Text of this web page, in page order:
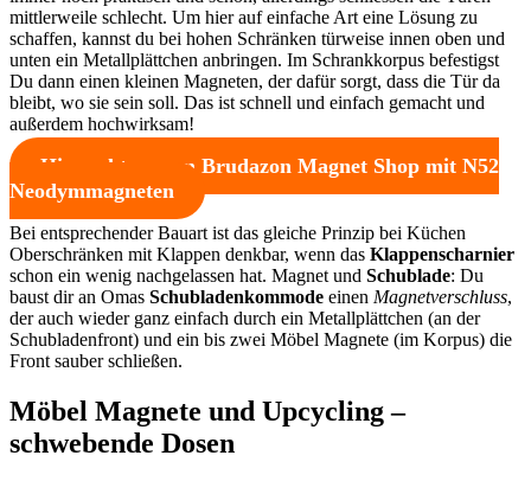
mittlerweile schlecht. Um hier auf einfache Art eine Lösung zu
schaffen, kannst du bei hohen Schränken türweise innen oben und
unten ein Metallplättchen anbringen. Im Schrankkorpus befestigst
Du dann einen kleinen Magneten, der dafür sorgt, dass die Tür da
bleibt, wo sie sein soll. Das ist schnell und einfach gemacht und
außerdem hochwirksam!
Hier geht es zum Brudazon Magnet Shop mit N52
Neodymmagneten
Bei entsprechender Bauart ist das gleiche Prinzip bei Küchen
Oberschränken mit Klappen denkbar, wenn das Klappenscharnier
schon ein wenig nachgelassen hat. Magnet und Schublade: Du
baust dir an Omas Schubladenkommode einen Magnetverschluss,
der auch wieder ganz einfach durch ein Metallplättchen (an der
Schubladenfront) und ein bis zwei Möbel Magnete (im Korpus) die
Front sauber schließen.
Möbel Magnete und Upcycling –
schwebende Dosen